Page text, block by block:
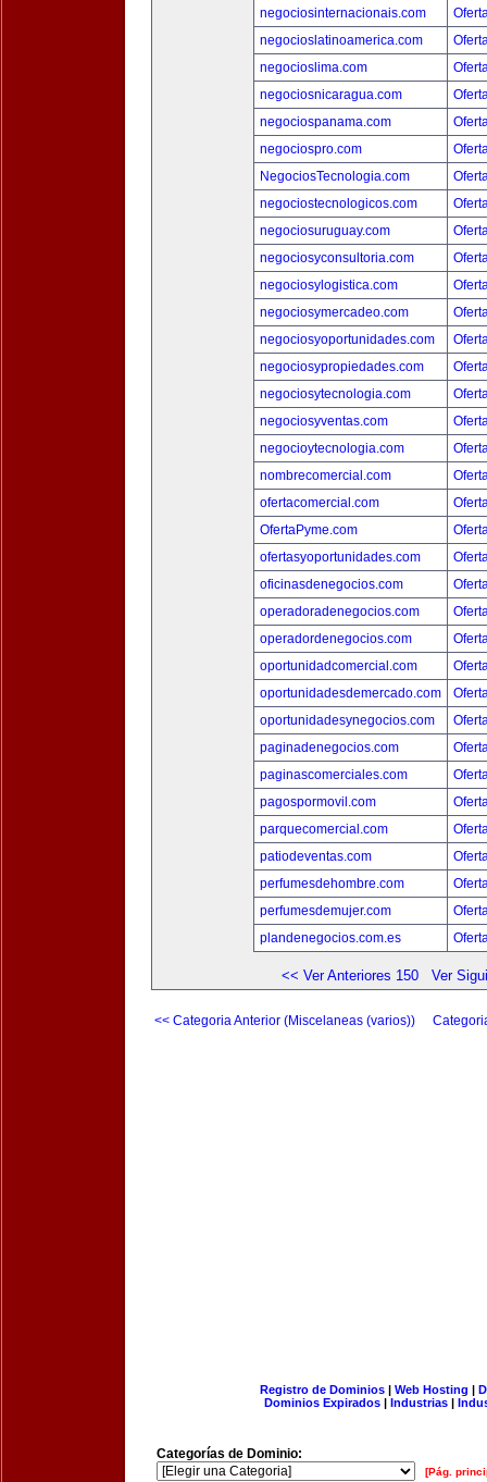
negociosinternacionais.com
negocioslatinoamerica.com
negocioslima.com
negociosnicaragua.com
negociospanama.com
negociospro.com
NegociosTecnologia.com
negociostecnologicos.com
negociosuruguay.com
negociosyconsultoria.com
negociosylogistica.com
negociosymercadeo.com
negociosyoportunidades.com
negociosypropiedades.com
negociosytecnologia.com
negociosyventas.com
negocioytecnologia.com
nombrecomercial.com
ofertacomercial.com
OfertaPyme.com
ofertasyoportunidades.com
oficinasdenegocios.com
operadoradenegocios.com
operadordenegocios.com
oportunidadcomercial.com
oportunidadesdemercado.com
oportunidadesynegocios.com
paginadenegocios.com
paginascomerciales.com
pagospormovil.com
parquecomercial.com
patiodeventas.com
perfumesdehombre.com
perfumesdemujer.com
plandenegocios.com.es
<< Ver Anteriores 150 Ver
<< Categoria Anterior (Miscelaneas (varios))
Registro de Dominios| Web Hosting |
Dominios Expirados | Industrias |
Categorías de Dominio:
[Pág.